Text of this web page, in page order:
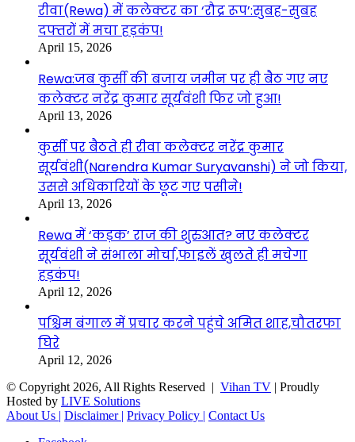
रीवा(Rewa) में कलेक्टर का ‘रौद्र रूप’:सुबह-सुबह
दफ्तरों में मचा हड़कंप!
April 15, 2026
Rewa:जब कुर्सी की बजाय जमीन पर ही बैठ गए नए
कलेक्टर नरेंद्र कुमार सूर्यवंशी फिर जो हुआ!
April 13, 2026
कुर्सी पर बैठते ही रीवा कलेक्टर नरेंद्र कुमार
सूर्यवंशी(Narendra Kumar Suryavanshi) ने जो किया,
उससे अधिकारियों के छूट गए पसीने!
April 13, 2026
Rewa में ‘कड़क’ राज की शुरुआत? नए कलेक्टर
सूर्यवंशी ने संभाला मोर्चा,फाइलें खुलते ही मचेगा
हड़कंप!
April 12, 2026
पश्चिम बंगाल में प्रचार करने पहुंचे अमित शाह,चौतरफा
घिरे
April 12, 2026
© Copyright 2026, All Rights Reserved | Vihan TV | Proudly
Hosted by LIVE Solutions
About Us | Disclaimer | Privacy Policy | Contact Us